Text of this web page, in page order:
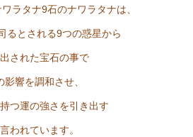
ラタナ9石のナワラタナは、
るとされる9つの惑星から
された宝石の事で
影響を調和させ、
つ運の強さを引き出す
われています。